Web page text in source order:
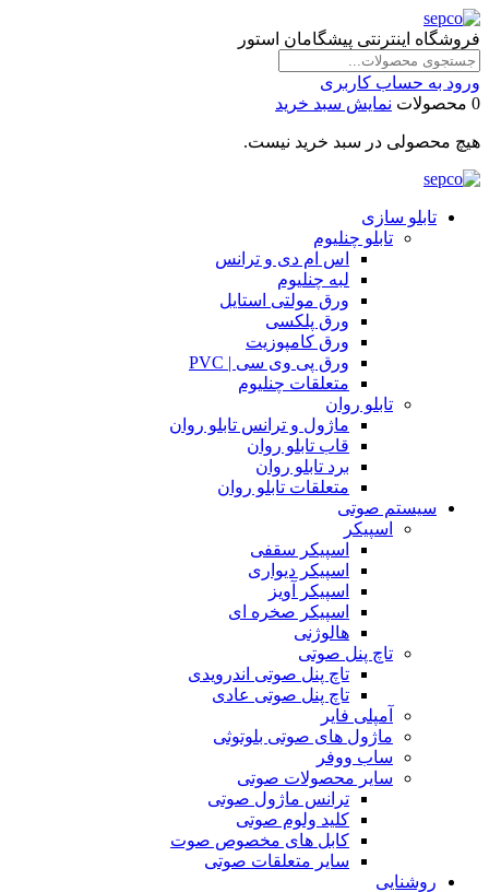
فروشگاه اینترنتی پیشگامان استور
ورود به حساب کاربری
0 محصولات
نمایش سبد خرید
هیچ محصولی در سبد خرید نیست.
تابلو سازی
تابلو چنلیوم
اس ام دی و ترانس
لبه چنلیوم
ورق مولتی استایل
ورق پلکسی
ورق کامپوزیت
ورق پی وی سی | PVC
متعلقات چنلیوم
تابلو روان
ماژول و ترانس تابلو روان
قاب تابلو روان
برد تابلو روان
متعلقات تابلو روان
سیستم صوتی
اسپیکر
اسپیکر سقفی
اسپیکر دیواری
اسپیکر آویز
اسپیکر صخره ای
هالوژنی
تاچ پنل صوتی
تاچ پنل صوتی اندرویدی
تاچ پنل صوتی عادی
آمپلی فایر
ماژول های صوتی بلوتوثی
ساب ووفر
سایر محصولات صوتی
ترانس ماژول صوتی
کلید ولوم صوتی
کابل های مخصوص صوت
سایر متعلقات صوتی
روشنایی